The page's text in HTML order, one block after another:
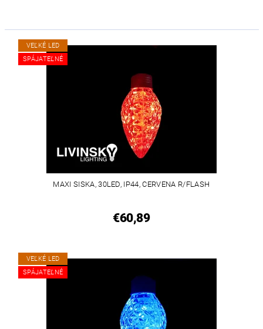
VEĽKÉ LED
SPÁJATEĽNÉ
MAXI SISKA, 30LED, IP44, CERVENA R/FLASH
€60,89
VEĽKÉ LED
SPÁJATEĽNÉ